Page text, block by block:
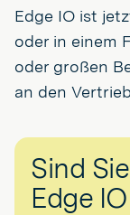
Edge IO ist
oder in einem
oder großen
an den
Sind
Edge